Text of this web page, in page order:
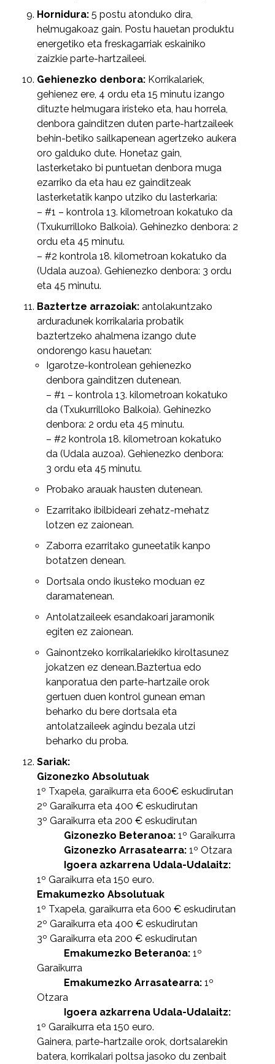
Hornidura: 5 postu atonduko dira,
helmugakoaz gain. Postu hauetan produktu
energetiko eta freskagarriak eskainiko
zaizkie parte-hartzaileei.
Gehienezko denbora: Korrikalariek,
gehienez ere, 4 ordu eta 15 minutu izango
dituzte helmugara iristeko eta, hau horrela,
denbora gainditzen duten parte-hartzaileek
behin-betiko sailkapenean agertzeko aukera
oro galduko dute. Honetaz gain,
lasterketako bi puntuetan denbora muga
ezarriko da eta hau ez gainditzeak
lasterketatik kanpo utziko du lasterkaria:
– #1 – kontrola 13. kilometroan kokatuko da
(Txukurrilloko Balkoia). Gehinezko denbora: 2
ordu eta 45 minutu.
– #2 kontrola 18. kilometroan kokatuko da
(Udala auzoa). Gehienezko denbora: 3 ordu
eta 45 minutu.
Baztertze arrazoiak: antolakuntzako
arduradunek korrikalaria probatik
baztertzeko ahalmena izango dute
ondorengo kasu hauetan:
Igarotze-kontrolean gehienezko
denbora gainditzen dutenean.
– #1 – kontrola 13. kilometroan kokatuko
da (Txukurrilloko Balkoia). Gehinezko
denbora: 2 ordu eta 45 minutu.
– #2 kontrola 18. kilometroan kokatuko
da (Udala auzoa). Gehienezko denbora:
3 ordu eta 45 minutu.
Probako arauak hausten dutenean.
Ezarritako ibilbideari zehatz-mehatz
lotzen ez zaionean.
Zaborra ezarritako guneetatik kanpo
botatzen denean.
Dortsala ondo ikusteko moduan ez
daramatenean.
Antolatzaileek esandakoari jaramonik
egiten ez zaionean.
Gainontzeko korrikalariekiko kiroltasunez
jokatzen ez denean.Baztertua edo
kanporatua den parte-hartzaile orok
gertuen duen kontrol gunean eman
beharko du bere dortsala eta
antolatzaileek agindu bezala utzi
beharko du proba.
Sariak:
Gizonezko Absolutuak
1º Txapela, garaikurra eta 600€ eskudirutan
2º Garaikurra eta 400 € eskudirutan
3º Garaikurra eta 200 € eskudirutan
Gizonezko Beteranoa: 1º Garaikurra
Gizonezko Arrasatearra: 1º Otzara
Igoera azkarrena Udala-Udalaitz:
1º Garaikurra eta 150 euro.
Emakumezko Absolutuak
1º Txapela, garaikurra eta 600 € eskudirutan
2º Garaikurra eta 400 € eskudirutan
3º Garaikurra eta 200 € eskudirutan
Emakumezko Beteran0a: 1º
Garaikurra
Emakumezko Arrasatearra: 1º
Otzara
Igoera azkarrena Udala-Udalaitz:
1º Garaikurra eta 150 euro.
Gainera, parte-hartzaile orok, dortsalarekin
batera, korrikalari poltsa jasoko du zenbait